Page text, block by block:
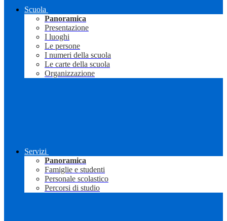
Scuola
Panoramica
Presentazione
I luoghi
Le persone
I numeri della scuola
Le carte della scuola
Organizzazione
Servizi
Panoramica
Famiglie e studenti
Personale scolastico
Percorsi di studio